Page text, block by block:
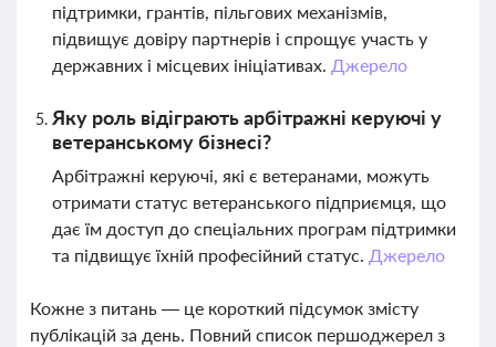
підтримки, грантів, пільгових механізмів,
підвищує довіру партнерів і спрощує участь у
державних і місцевих ініціативах. Джерело
Яку роль відіграють арбітражні керуючі у
ветеранському бізнесі?
Арбітражні керуючі, які є ветеранами, можуть
отримати статус ветеранського підприємця, що
дає їм доступ до спеціальних програм підтримки
та підвищує їхній професійний статус. Джерело
Кожне з питань — це короткий підсумок змісту
публікацій за день. Повний список першоджерел з